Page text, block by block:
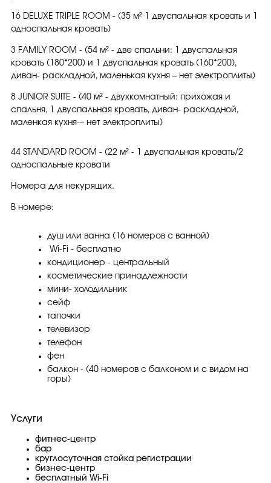
16 DELUXE TRIPLE ROOM - (35 м² 1 двуспальная кровать и 1
односпальная кровать)
3 FAMILY ROOM - (54 м² - две спальни: 1 двуспальная
кровать (180*200) и 1 двуспальная кровать (160*200),
диван- раскладной, маленькая кухня – нет электроплиты)
8 JUNIOR SUITE - (40 м² - двухкомнатный: прихожая и
спальня, 1 двуспальная кровать, диван- раскладной,
маленкая кухня-– нет электроплиты)
44 STANDARD ROOM - (22 м² - 1 двуспальная кровать/2
односпальные кровати
Номера для некурящих.
В номере:
душ или ванна (16 номеров с ванной)
Wi-Fi - бесплатно
кондиционер - центральный
косметические принадлежности
мини- холодильник
сейф
тапочки
телевизор
телефон
фен
балкон - (40 номеров с балконом и с видом на
горы)
Услуги
фитнес-центр
бар
круглосуточная стойка регистрации
бизнес-центр
бесплатный Wi-Fi